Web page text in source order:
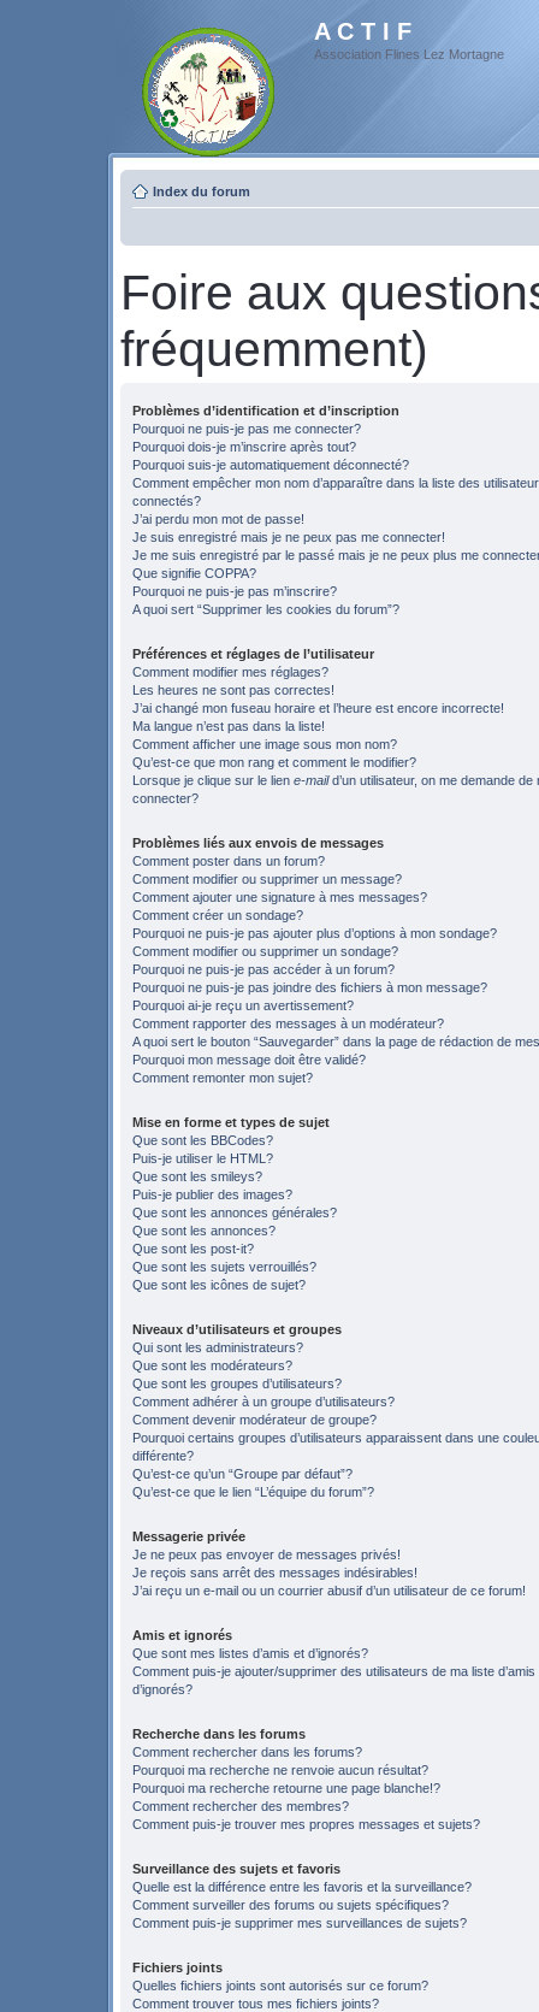
A C T I F
Association Flines Lez Mortagne
Index du forum
Foire aux
fréquemment)
Problèmes d’identification et d’inscription
Pourquoi ne puis-je pas me connecter?
Pourquoi dois-je m’inscrire après tout?
Pourquoi suis-je automatiquement déconnecté?
Comment empêcher mon nom d’apparaître dans la liste des
connectés?
J’ai perdu mon mot de passe!
Je suis enregistré mais je ne peux pas me connecter!
Je me suis enregistré par le passé mais je ne peux plus me
Que signifie COPPA?
Pourquoi ne puis-je pas m’inscrire?
A quoi sert “Supprimer les cookies du forum”?
Préférences et réglages de l’utilisateur
Comment modifier mes réglages?
Les heures ne sont pas correctes!
J’ai changé mon fuseau horaire et l’heure est encore incorrecte!
Ma langue n’est pas dans la liste!
Comment afficher une image sous mon nom?
Qu’est-ce que mon rang et comment le modifier?
Lorsque je clique sur le lien e-maild’un utilisateur, on me demande de
connecter?
Problèmes liés aux envois de messages
Comment poster dans un forum?
Comment modifier ou supprimer un message?
Comment ajouter une signature à mes messages?
Comment créer un sondage?
Pourquoi ne puis-je pas ajouter plus d’options à mon sondage?
Comment modifier ou supprimer un sondage?
Pourquoi ne puis-je pas accéder à un forum?
Pourquoi ne puis-je pas joindre des fichiers à mon message?
Pourquoi ai-je reçu un avertissement?
Comment rapporter des messages à un modérateur?
A quoi sert le bouton “Sauvegarder” dans la page de rédaction de
Pourquoi mon message doit être validé?
Comment remonter mon sujet?
Mise en forme et types de sujet
Que sont les BBCodes?
Puis-je utiliser le HTML?
Que sont les smileys?
Puis-je publier des images?
Que sont les annonces générales?
Que sont les annonces?
Que sont les post-it?
Que sont les sujets verrouillés?
Que sont les icônes de sujet?
Niveaux d’utilisateurs et groupes
Qui sont les administrateurs?
Que sont les modérateurs?
Que sont les groupes d’utilisateurs?
Comment adhérer à un groupe d’utilisateurs?
Comment devenir modérateur de groupe?
Pourquoi certains groupes d’utilisateurs apparaissent dans une
différente?
Qu’est-ce qu’un “Groupe par défaut”?
Qu’est-ce que le lien “L’équipe du forum”?
Messagerie privée
Je ne peux pas envoyer de messages privés!
Je reçois sans arrêt des messages indésirables!
J’ai reçu un e-mail ou un courrier abusif d’un utilisateur de ce forum!
Amis et ignorés
Que sont mes listes d’amis et d’ignorés?
Comment puis-je ajouter/supprimer des utilisateurs de ma liste d’amis
d’ignorés?
Recherche dans les forums
Comment rechercher dans les forums?
Pourquoi ma recherche ne renvoie aucun résultat?
Pourquoi ma recherche retourne une page blanche!?
Comment rechercher des membres?
Comment puis-je trouver mes propres messages et sujets?
Surveillance des sujets et favoris
Quelle est la différence entre les favoris et la surveillance?
Comment surveiller des forums ou sujets spécifiques?
Comment puis-je supprimer mes surveillances de sujets?
Fichiers joints
Quelles fichiers joints sont autorisés sur ce forum?
Comment trouver tous mes fichiers joints?